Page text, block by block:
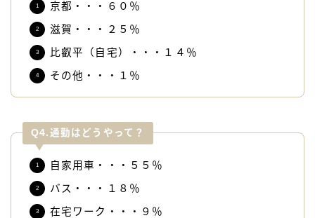
京都・・・６０％
滋賀・・・２５％
比叡平（自宅）・・・１４％
その他・・・１％
Q4.通勤はどうやって？
自家用車・・・５５％
バス・・・１８％
在宅ワーク・・・９％